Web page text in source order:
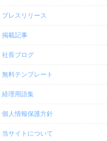
プレスリリース
掲載記事
社長ブログ
無料テンプレート
経理用語集
個人情報保護方針
当サイトについて